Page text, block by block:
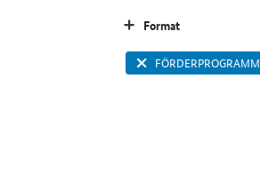
Format
FÖRDERPROGRAMM